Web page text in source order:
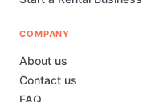
COMPANY
About us
Contact us
FAQ